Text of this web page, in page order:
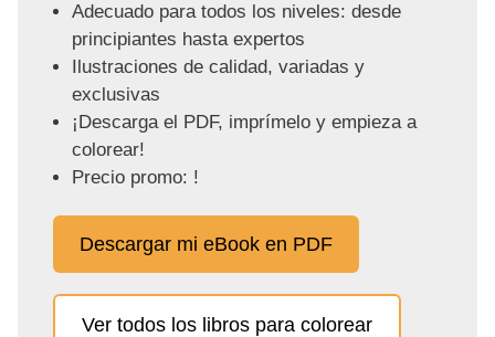
Adecuado para todos los niveles: desde
principiantes hasta expertos
Ilustraciones de calidad, variadas y
exclusivas
¡Descarga el PDF, imprímelo y empieza a
colorear!
Precio promo: !
Descargar mi eBook en PDF
Ver todos los libros para colorear